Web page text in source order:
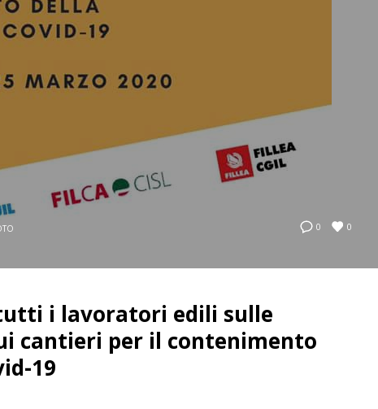
0 0
i lavoratori edili sulle
cantieri per il contenimento
19